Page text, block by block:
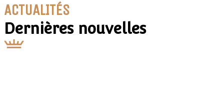
ACTUALITÉS
Dernières nouvelles